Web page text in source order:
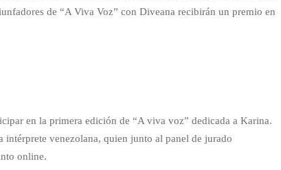
de “A Viva Voz” con Diveana recibirán un premio en
en la primera edición de “A viva voz” dedicada a Karina.
venezolana, quien junto al panel de jurado
online.